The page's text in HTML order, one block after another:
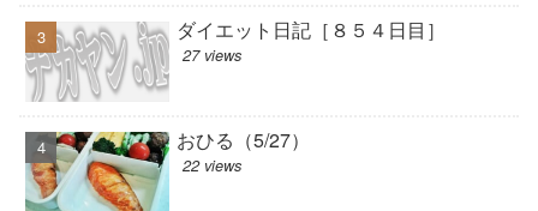
ダイエット日記［８５４日目］
27 views
おひる（5/27）
22 views